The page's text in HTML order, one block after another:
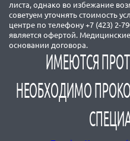
листа, однако во избежание
советуем уточнять стоимость
центре по телефону +7 (423) 2-
является офертой.
основании договора.
ИМЕЮТСЯ
НЕОБХОДИМО